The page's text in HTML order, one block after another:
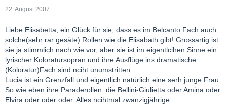
22. August 2007
Liebe Elisabetta, ein Glück für sie, dass es im Belcanto Fach auch
solche(sehr rar gesäte) Rollen wie die Elisabath gibt! Grossartig ist
sie ja stimmlich nach wie vor, aber sie ist im eigentlcihen Sinne ein
lyrischer Koloratursopran und ihre Ausflüge ins dramatische
(Koloratur)Fach sind nciht unumstritten.
Lucia ist ein Grenzfall und eigentlich natürlich eine serh junge Frau.
So wie eben ihre Paraderollen: die Bellini-Giulietta oder Amina oder
Elvira oder oder oder. Alles ncihtmal zwanzigjährige